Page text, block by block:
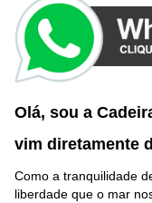
Olá, sou a
vim diretamente
Como a tranquilidade
liberdade que o mar